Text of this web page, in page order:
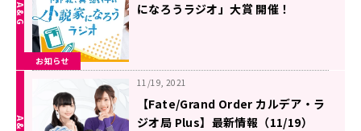
お知らせ
になろうラジオ」大賞 開催！
11/19, 2021
【Fate/Grand Order カルデア・ラ
ジオ局 Plus】最新情報（11/19）